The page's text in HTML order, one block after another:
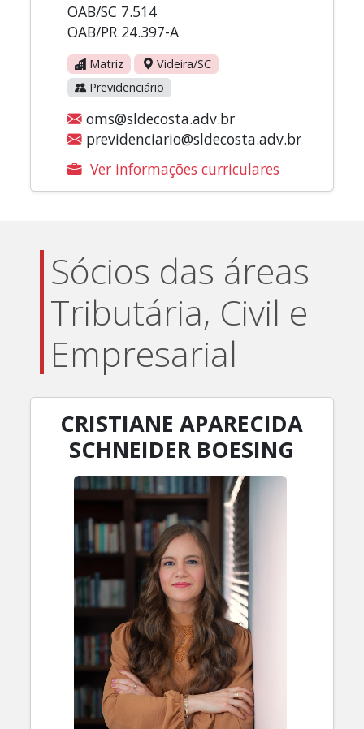
OAB/SC 7.514
OAB/PR 24.397-A
Matriz
Videira/SC
Previdenciário
oms@sldecosta.adv.br
previdenciario@sldecosta.adv.br
Ver informações curriculares
Sócios das áreas
Tributária, Civil e
Empresarial
CRISTIANE APARECIDA
SCHNEIDER BOESING